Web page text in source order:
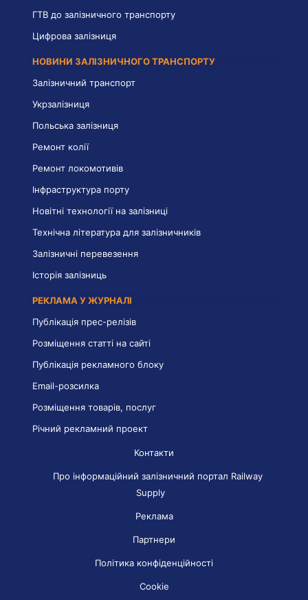
ГТВ до залізничного транспорту
Цифрова залізниця
НОВИНИ ЗАЛІЗНИЧНОГО ТРАНСПОРТУ
Залізничний транспорт
Укрзалізниця
Польська залізниця
Ремонт колії
Ремонт локомотивів
Інфраструктура порту
Новітні технології на залізниці
Технічна література для залізничників
Залізничні перевезення
Історія залізниць
РЕКЛАМА У ЖУРНАЛІ
Публікація прес-релізів
Розміщення статті на сайті
Публікація рекламного блоку
Email-розсилка
Розміщення товарів, послуг
Річний рекламний проект
Контакти
Про інформаційний залізничний портал Railway
Supply
Реклама
Партнери
Політика конфіденційності
Cookie